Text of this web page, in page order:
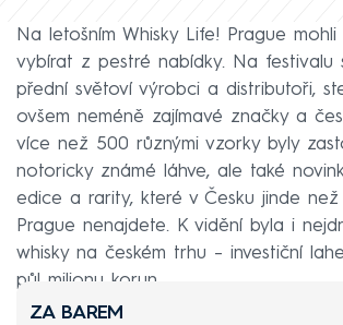
Na letošním Whisky Life! Prague mohli
vybírat z pestré nabídky. Na festivalu
přední světoví výrobci a distributoři,
ovšem neméně zajímavé značky a
více než 500 různými vzorky byly
notoricky známé láhve, ale také
edice a rarity, které v Česku jinde než
Prague nenajdete. K vidění byla i
whisky na českém trhu – investiční
půl milionu korun.
ZA BAREM